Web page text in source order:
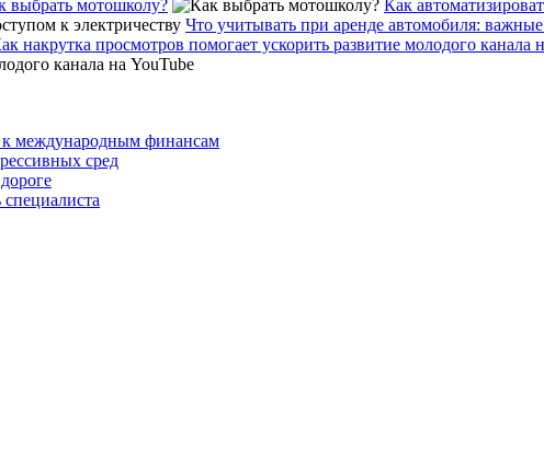
выбрать мотошколу?
Как
Что учитывать при аренде автомобиля:
накрутка просмотров помогает ускорить развитие молодого канала
к международным финансам
сред